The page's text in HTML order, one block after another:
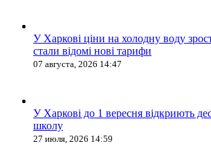
У Харкові ціни на холодну воду
стали відомі нові тарифи
07 августа, 2026 14:47
У Харкові до 1 вересня відкриють
школу
27 июля, 2026 14:59